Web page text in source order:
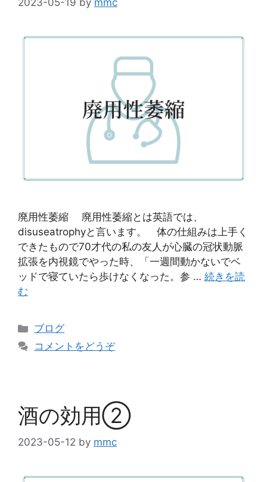
廃用性萎縮 廃用性萎縮とは英語では、
disuseatrophyと言います。 体の仕組みは上手く
できたもので70才代の私の友人が心臓の冠状動脈
拡張を内視鏡でやった時、「一週間動かないでベ
ッドで寝ていたら歩けなくなった。参 … 続きを読
む
ブログ
コメントをどうぞ
酒の効用②
2023-05-12 by mmc